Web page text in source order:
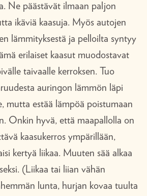
Ne päästävät ilmaan paljon
ikäviä kaasuja. Myös autojen
lämmityksestä ja pelloilta syntyy
erilaiset kaasut muodostavat
taivaalle kerroksen. Tuo
auringon lämmön läpi
mutta estää lämpöä poistumaan
Onkin hyvä, että maapallolla on
kaasukerros ympärillään,
kertyä liikaa. Muuten sää alkaa
(Liikaa tai liian vähän
lunta, hurjan kovaa tuulta